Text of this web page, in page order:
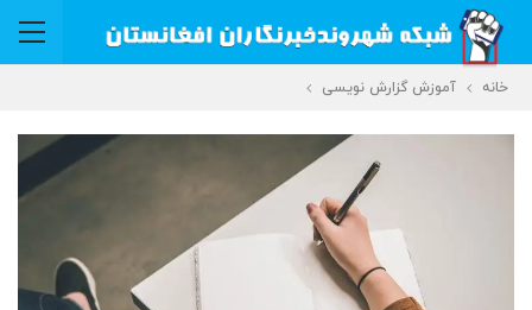
خانه آموزش گزارش نویسی